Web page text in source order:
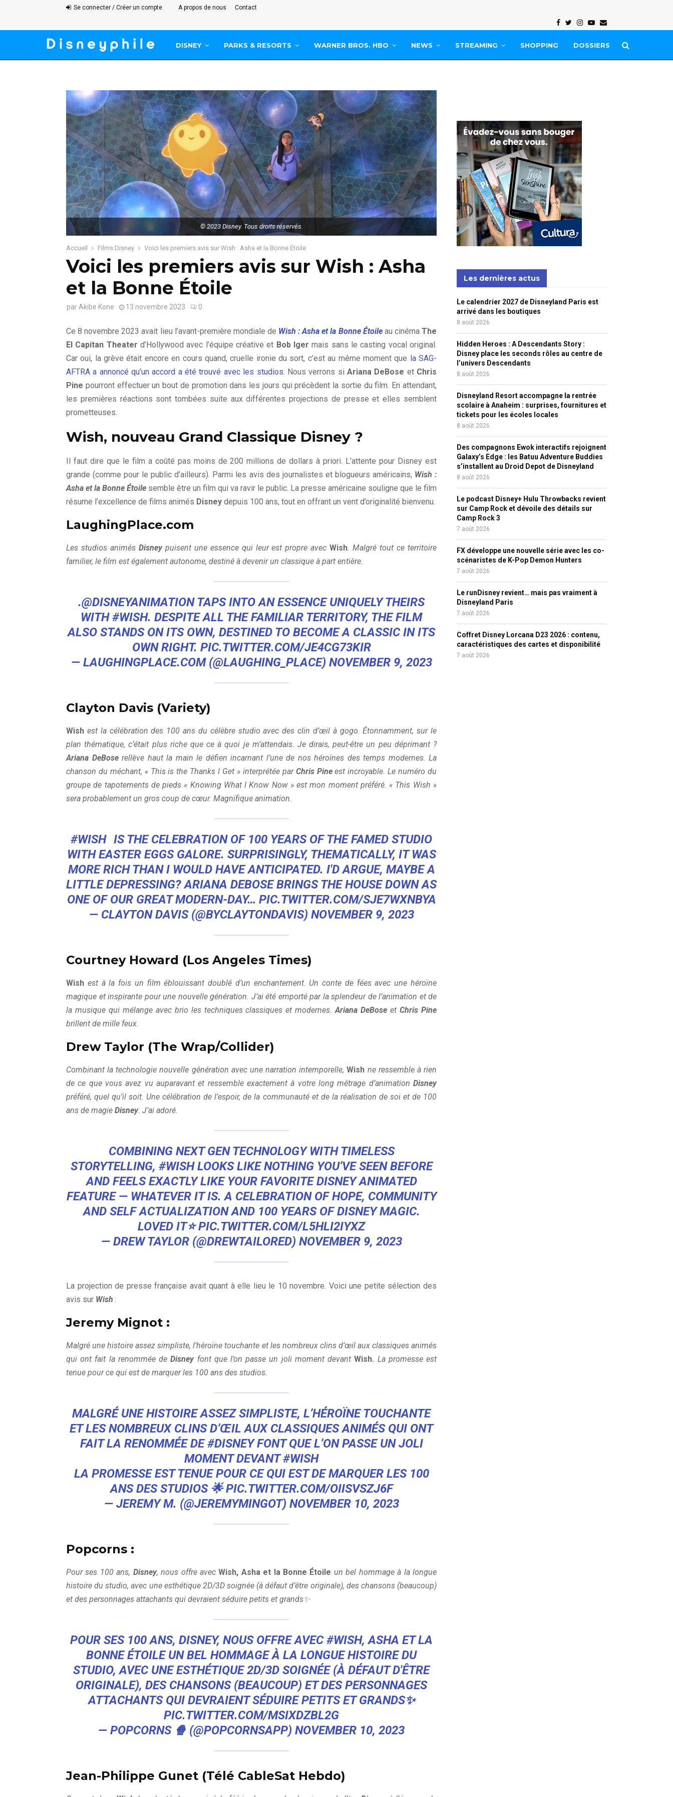
Se connecter / Créer un compte A propos de nous Contact
Facebook
Twitter
Instagram
Youtube
Email
DISNEY PARKS & RESORTS WARNER BROS. HBO NEWS STREAMING SHOPPING DOSSIERS
© 2023 Disney. Tous droits réservés.
Accueil Films Disney Voici les premiers avis sur Wish : Asha et la Bonne Étoile
Voici les premiers avis sur Wish : Asha
et la Bonne Étoile
par Akibe Kone 13 novembre 2023 0
Ce 8 novembre 2023 avait lieu l’avant-première mondiale de Wish : Asha et la Bonne Étoile au cinémaThe
El Capitan Theater d’Hollywood avec l’équipe créative et Bob Iger mais sans le casting vocal original.
Car oui, la grève était encore en cours quand, cruelle ironie du sort, c’est au même moment que la SAG-
AFTRA a annoncé qu’un accord a été trouvé avec les studios. Nous verrons si Ariana DeBose et Chris
Pine pourront effectuer un bout de promotion dans les jours qui précèdent la sortie du film. En attendant,
les premières réactions sont tombées suite aux différentes projections de presse et elles semblent
prometteuses.
Wish, nouveau Grand Classique Disney ?
Il faut dire que le film a coûté pas moins de 200 millions de dollars à priori. L’attente pour Disney est
grande (comme pour le public d’ailleurs). Parmi les avis des journalistes et blogueurs américains, Wish :
Asha et la Bonne Étoile semble être un film qui va ravir le public. La presse américaine souligne que le film
résume l’excellence de films animés Disney depuis 100 ans, tout en offrant un vent d’originalité bienvenu.
LaughingPlace.com
Les studios animés Disneypuisent une essence qui leur est propre avecWish. Malgré tout ce territoire
familier, le film est également autonome, destiné à devenir un classique à part entière.
.@DISNEYANIMATIONTAPS INTO AN ESSENCE UNIQUELY THEIRS
WITH#WISH. DESPITE ALL THE FAMILIAR TERRITORY, THE FILM
ALSO STANDS ON ITS OWN, DESTINED TO BECOME A CLASSIC IN ITS
OWN RIGHT. PIC.TWITTER.COM/JE4CG73KIR
— LAUGHINGPLACE.COM (@LAUGHING_PLACE) NOVEMBER 9, 2023
Clayton Davis (Variety)
Wish est la célébration des 100 ans du célèbre studio avec des clin d’œil à gogo. Étonnamment, sur le
plan thématique, c’était plus riche que ce à quoi je m’attendais. Je dirais, peut-être un peu déprimant ?
Ariana DeBoserellève haut la main le défien incarnant l’une de nos héroïnes des temps modernes. La
chanson du méchant, « This is the Thanks I Get » interprétée par Chris Pineest incroyable. Le numéro du
groupe de tapotements de pieds « Knowing What I Know Now » est mon moment préféré. « This Wish »
sera probablement un gros coup de cœur. Magnifique animation.
#WISHIS THE CELEBRATION OF 100 YEARS OF THE FAMED STUDIO
WITH EASTER EGGS GALORE. SURPRISINGLY, THEMATICALLY, IT WAS
MORE RICH THAN I WOULD HAVE ANTICIPATED. I'D ARGUE, MAYBE A
LITTLE DEPRESSING? ARIANA DEBOSE BRINGS THE HOUSE DOWN AS
ONE OF OUR GREAT MODERN-DAY… PIC.TWITTER.COM/SJE7WXNBYA
— CLAYTON DAVIS (@BYCLAYTONDAVIS) NOVEMBER 9, 2023
Courtney Howard (Los Angeles Times)
Wish est à la fois un film éblouissant doublé d’un enchantement. Un conte de fées avec une héroïne
magique et inspirante pour une nouvelle génération. J’ai été emporté par la splendeur de l’animation et de
la musique qui mélange avec brio les techniques classiques et modernes.Ariana DeBose etChris Pine
brillent de mille feux.
Drew Taylor (The Wrap/Collider)
Combinant la technologie nouvelle génération avec une narration intemporelle,Wish ne ressemble à rien
de ce que vous avez vu auparavant et ressemble exactement à votre long métrage d’animation Disney
préféré, quel qu’il soit. Une célébration de l’espoir, de la communauté et de la réalisation de soi et de 100
ans de magie Disney. J’ai adoré.
COMBINING NEXT GEN TECHNOLOGY WITH TIMELESS
STORYTELLING, #WISHLOOKS LIKE NOTHING YOU’VE SEEN BEFORE
AND FEELS EXACTLY LIKE YOUR FAVORITE DISNEY ANIMATED
FEATURE — WHATEVER IT IS. A CELEBRATION OF HOPE, COMMUNITY
AND SELF ACTUALIZATION AND 100 YEARS OF DISNEY MAGIC.
LOVED IT⭐️PIC.TWITTER.COM/L5HLI2IYXZ
— DREW TAYLOR (@DREWTAILORED) NOVEMBER 9, 2023
La projection de presse française avait quant à elle lieu le 10 novembre. Voici une petite sélection des
avis sur Wish :
Jeremy Mignot :
Malgré une histoire assez simpliste, l’héroïne touchante et les nombreux clins d’œil aux classiques animés
qui ont fait la renommée deDisneyfont que l’on passe un joli moment devantWish. La promesse est
tenue pour ce qui est de marquer les 100 ans des studios.
MALGRÉ UNE HISTOIRE ASSEZ SIMPLISTE, L’HÉROÏNE TOUCHANTE
ET LES NOMBREUX CLINS D’ŒIL AUX CLASSIQUES ANIMÉS QUI ONT
FAIT LA RENOMMÉE DE#DISNEYFONT QUE L’ON PASSE UN JOLI
MOMENT DEVANT#WISH
LA PROMESSE EST TENUE POUR CE QUI EST DE MARQUER LES 100
ANS DES STUDIOS 🌟PIC.TWITTER.COM/OIISVSZJ6F
— JEREMY M. (@JEREMYMINGOT) NOVEMBER 10, 2023
Popcorns :
Pour ses 100 ans, Disney, nous offre avec Wish, Asha et la Bonne Étoile un bel hommage à la longue
histoire du studio, avec une esthétique 2D/3D soignée (à défaut d’être originale), des chansons (beaucoup)
et des personnages attachants qui devraient séduire petits et grands✨
POUR SES 100 ANS, DISNEY, NOUS OFFRE AVEC#WISH, ASHA ET LA
BONNE ÉTOILE UN BEL HOMMAGE À LA LONGUE HISTOIRE DU
STUDIO, AVEC UNE ESTHÉTIQUE 2D/3D SOIGNÉE (À DÉFAUT D'ÊTRE
ORIGINALE), DES CHANSONS (BEAUCOUP) ET DES PERSONNAGES
ATTACHANTS QUI DEVRAIENT SÉDUIRE PETITS ET GRANDS✨
PIC.TWITTER.COM/MSIXDZBL2G
— POPCORNS 🍿 (@POPCORNSAPP) NOVEMBER 10, 2023
Jean-Philippe Gunet (Télé CableSat Hebdo)
Les dernières actus
Le calendrier 2027 de Disneyland Paris est
arrivé dans les boutiques
8 août 2026
Hidden Heroes : A Descendants Story :
Disney place les seconds rôles au centre de
l’univers Descendants
8 août 2026
Disneyland Resort accompagne la rentrée
scolaire à Anaheim : surprises, fournitures et
tickets pour les écoles locales
8 août 2026
Des compagnons Ewok interactifs rejoignent
Galaxy’s Edge : les Batuu Adventure Buddies
s’installent au Droid Depot de Disneyland
8 août 2026
Le podcast Disney+ Hulu Throwbacks revient
sur Camp Rock et dévoile des détails sur
Camp Rock 3
7 août 2026
FX développe une nouvelle série avec les co-
scénaristes de K-Pop Demon Hunters
7 août 2026
Le runDisney revient… mais pas vraiment à
Disneyland Paris
7 août 2026
Coffret Disney Lorcana D23 2026 : contenu,
caractéristiques des cartes et disponibilité
7 août 2026